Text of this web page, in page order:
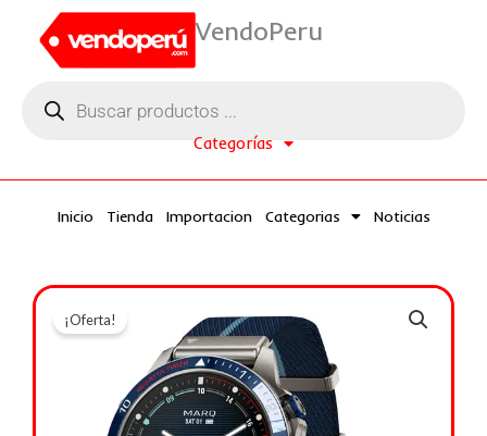
contenido
VendoPeru
productos
Categorías
Inicio Tienda Importacion Categorias Noticias
¡Oferta!